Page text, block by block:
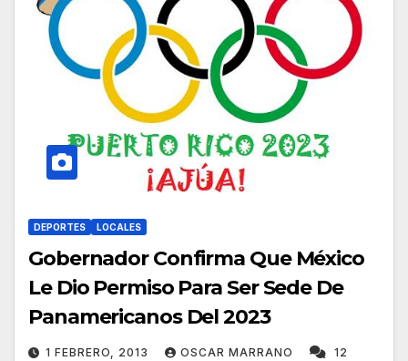
DEPORTES LOCALES
Gobernador Confirma Que México
Le Dio Permiso Para Ser Sede De
Panamericanos Del 2023
1 FEBRERO, 2013 OSCAR MARRANO 12